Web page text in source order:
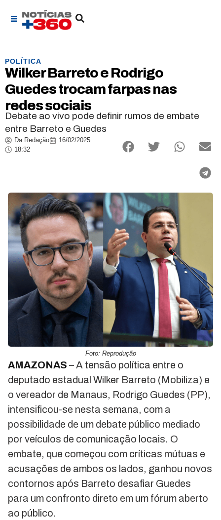
POLÍTICA
Wilker Barreto e Rodrigo
Guedes trocam farpas nas
redes sociais
Debate ao vivo pode definir rumos de embate
entre Barreto e Guedes
Da Redação
16/02/2025
18:32
Foto: Reprodução
AMAZONAS – A tensão política entre o
deputado estadual Wilker Barreto (Mobiliza) e
o vereador de Manaus, Rodrigo Guedes (PP),
intensificou-se nesta semana, com a
possibilidade de um debate público mediado
por veículos de comunicação locais. O
embate, que começou com críticas mútuas e
acusações de ambos os lados, ganhou novos
contornos após Barreto desafiar Guedes
para um confronto direto em um fórum aberto
ao público.